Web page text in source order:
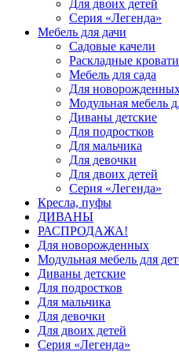
Для двоих детей
Серия «Легенда»
Мебель для дачи
Садовые качели
Раскладные кровати
Мебель для сада
Для
Модульная мебель
Диваны детские
Для подростков
Для мальчика
Для девочки
Для двоих детей
Серия «Легенда»
Кресла, пуфы
ДИВАНЫ
РАСПРОДАЖА!
Для новорожденных
Модульная мебель для
Диваны детские
Для подростков
Для мальчика
Для девочки
Для двоих детей
Серия «Легенда»